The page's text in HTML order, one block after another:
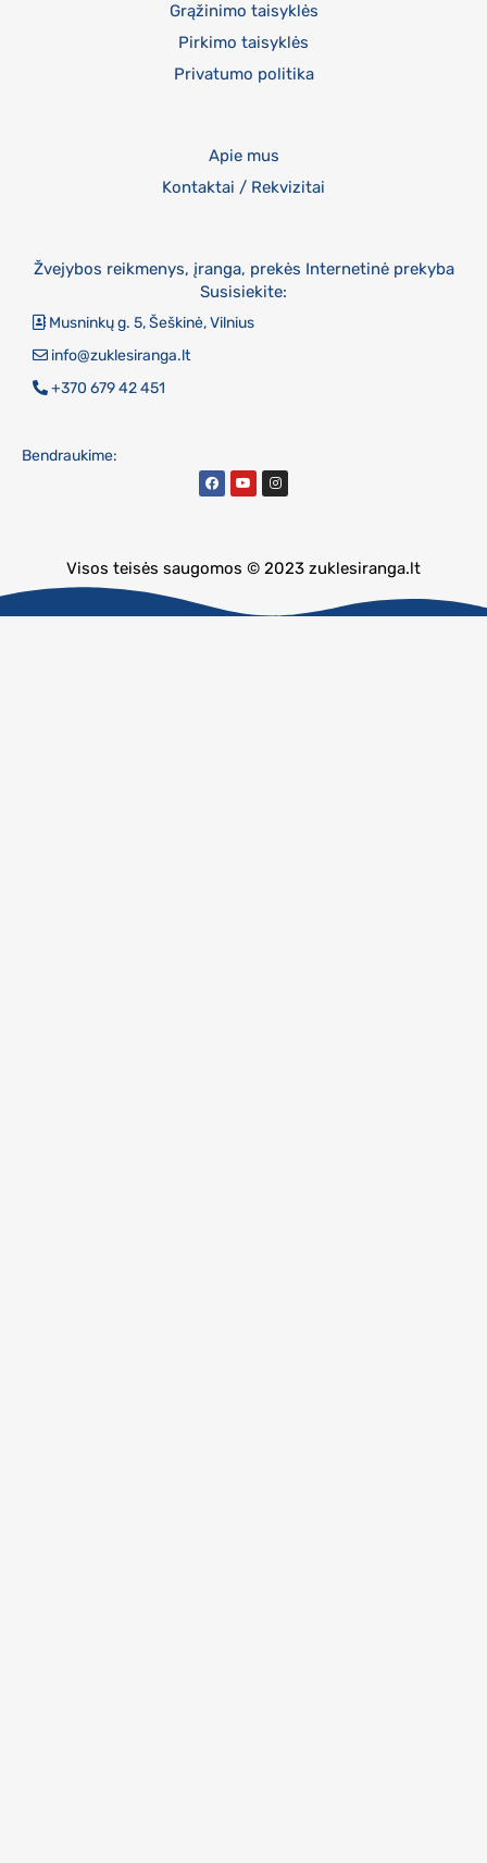
Grąžinimo taisyklės
Pirkimo taisyklės
Privatumo politika
Apie mus
Kontaktai / Rekvizitai
Žvejybos reikmenys, įranga, prekės Internetinė prekyba
Susisiekite:
Musninkų g. 5, Šeškinė, Vilnius
info@zuklesiranga.lt
+370 679 42 451
Bendraukime:
Visos teisės saugomos © 2023 zuklesiranga.lt